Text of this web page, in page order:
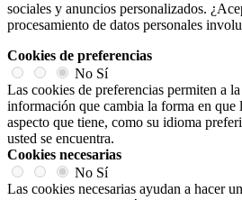
sociales y anuncios personalizados.
procesamiento de datos personales
Cookies de preferencias
No Sí
Las cookies de preferencias permiten a
información que cambia la forma en que
aspecto que tiene, como su idioma
usted se encuentra.
Cookies necesarias
No Sí
Las cookies necesarias ayudan a hacer